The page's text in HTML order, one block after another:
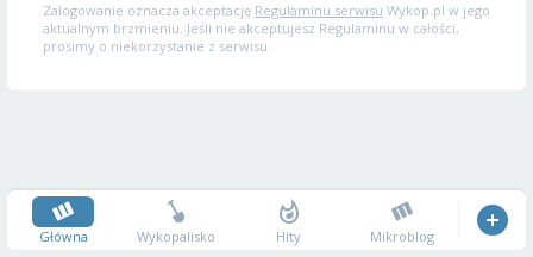
Zalogowanie oznacza akceptację Regulaminu serwisu Wykop.pl w jego
aktualnym brzmieniu. Jeśli nie akceptujesz Regulaminu w całości,
prosimy o niekorzystanie z serwisu.
Główna Wykopalisko Hity Mikroblog